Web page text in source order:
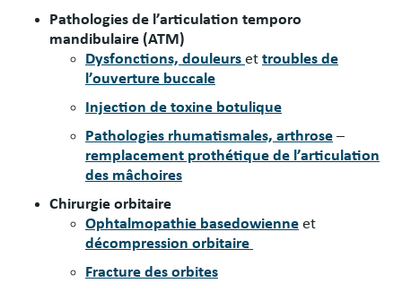
Pathologies de l’articulation temporo
mandibulaire (ATM)
Dysfonctions, douleurs et troubles de
l’ouverture buccale
Injection de toxine botulique
Pathologies rhumatismales, arthrose –
remplacement prothétique de l’articulation
des mâchoires
Chirurgie orbitaire
Ophtalmopathie basedowienne et
décompression orbitaire
Fracture des orbites